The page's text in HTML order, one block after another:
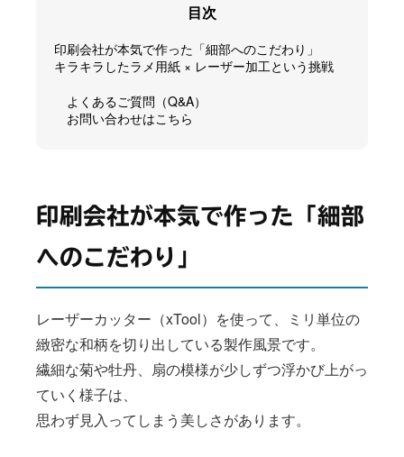
目次
印刷会社が本気で作った「細部へのこだわり」
キラキラしたラメ用紙 × レーザー加工という挑戦
よくあるご質問（Q&A）
お問い合わせはこちら
印刷会社が本気で作った「細部
へのこだわり」
レーザーカッター（xTool）を使って、ミリ単位の
緻密な和柄を切り出している製作風景です。
繊細な菊や牡丹、扇の模様が少しずつ浮かび上がっ
ていく様子は、
思わず見入ってしまう美しさがあります。